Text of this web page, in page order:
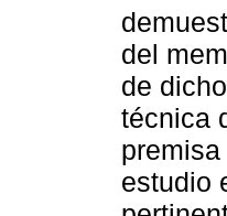
del
de
técnica
estudio